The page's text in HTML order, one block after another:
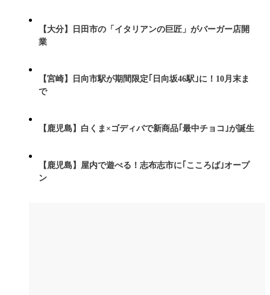
【大分】日田市の「イタリアンの巨匠」がバーガー店開
業
【宮崎】日向市駅が期間限定｢日向坂46駅｣に！10月末ま
で
【鹿児島】白くま×ゴディバで新商品｢最中チョコ｣が誕生
【鹿児島】屋内で遊べる！志布志市に｢こころば｣オープ
ン